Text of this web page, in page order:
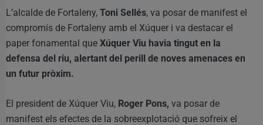
L’alcalde de Fortaleny, Toni Sellés, va posar de manifest el
compromís de Fortaleny amb el Xúquer i va destacar el
paper fonamental que Xúquer Viu havia tingut en la
defensa del riu, alertant del perill de noves amenaces en
un futur pròxim.
El president de Xúquer Viu, Roger Pons, va posar de
manifest els efectes de la sobreexplotació que sofreix el